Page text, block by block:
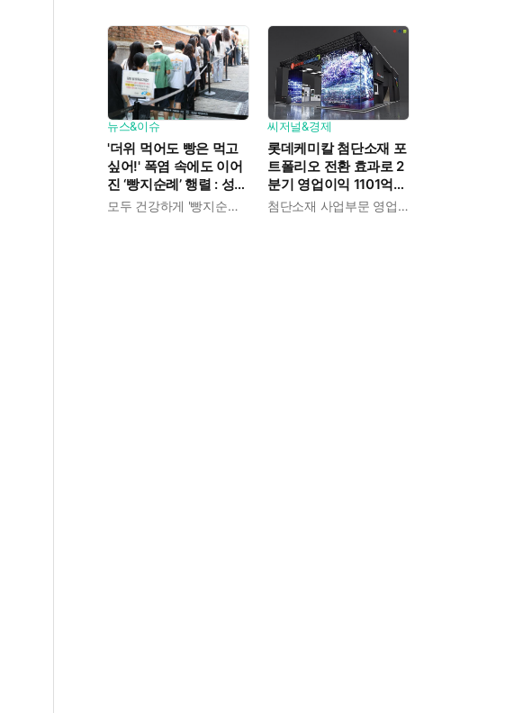
뉴스&이슈
'더위 먹어도 빵은 먹고
싶어!' 폭염 속에도 이어
진 ‘빵지순례’ 행렬 : 성심
당이 대기 손님 위해 준모두 건강하게 '빵지순례' 마치시길.
씨저널&경제
롯데케미칼 첨단소재 포
트폴리오 전환 효과로 2
분기 영업이익 1101억
흑자전환 : 대산·여수 사첨단소재 사업부문 영업이익 1325억 원